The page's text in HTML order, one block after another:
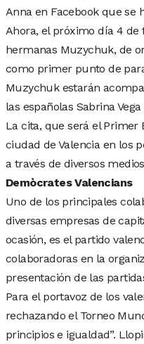
Anna en Facebook que se
Ahora, el próximo día 4 de
hermanas Muzychuk, de
como primer punto de
Muzychuk estarán
las españolas Sabrina
La cita, que será el Primer
ciudad de Valencia en los
a través de diversos
Demòcrates Valencians
Uno de los principales
diversas empresas de
ocasión, es el partido
colaboradoras en la
presentación de las
Para el portavoz de los
rechazando el Torneo
principios e igualdad”.